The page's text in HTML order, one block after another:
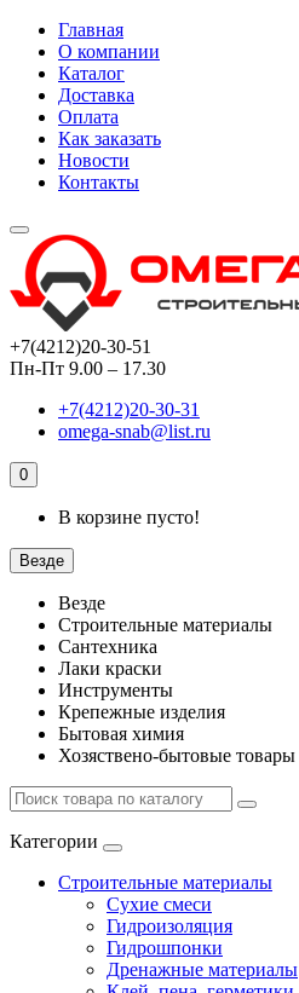
Главная
О компании
Каталог
Доставка
Оплата
Как заказать
Новости
Контакты
+7(4212)20-30-51
Пн-Пт 9.00 – 17.30
+7(4212)20-30-31
omega-snab@list.ru
0
В корзине пусто!
Везде
Везде
Строительные материалы
Сантехника
Лаки краски
Инструменты
Крепежные изделия
Бытовая химия
Хозяствено-бытовые товары
Категории
Строительные материалы
Сухие смеси
Гидроизоляция
Гидрошпонки
Дренажные материалы